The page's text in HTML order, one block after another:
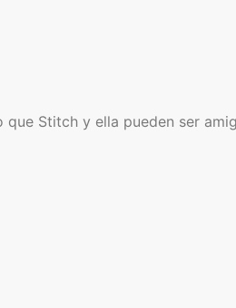
Stitch y ella pueden ser